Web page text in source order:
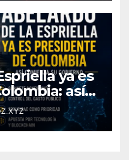
ya es
así
y qué
la
cripto